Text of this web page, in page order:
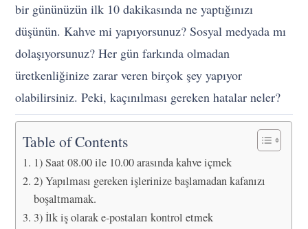
bir gününüzün ilk 10 dakikasında ne yaptığınızı
düşünün. Kahve mi yapıyorsunuz? Sosyal medyada mı
dolaşıyorsunuz? Her gün farkında olmadan
üretkenliğinize zarar veren birçok şey yapıyor
olabilirsiniz. Peki, kaçınılması gereken hatalar neler?
Table of Contents
1) Saat 08.00 ile 10.00 arasında kahve içmek
2) Yapılması gereken işlerinize başlamadan kafanızı
boşaltmamak.
3) İlk iş olarak e-postaları kontrol etmek